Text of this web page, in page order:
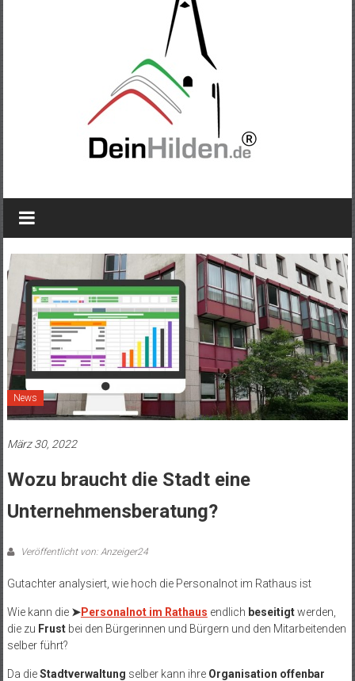
News
März 30, 2022
Wozu braucht die Stadt eine
Unternehmensberatung?
Veröffentlicht von: Anzeiger24
Gutachter analysiert, wie hoch die Personalnot im Rathaus ist
Wie kann die ➤Personalnot im Rathaus endlich beseitigtwerden,
die zu Frustbei den Bürgerinnen und Bürgern und den Mitarbeitenden
selber führt?
Da dieStadtverwaltung selber kann ihre Organisation offenbar